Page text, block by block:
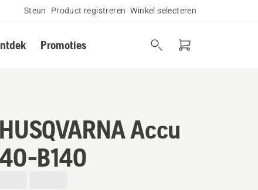
Steun Product registreren Winkel selecteren
Promoties
HUSQVARNA Accu
40-B140